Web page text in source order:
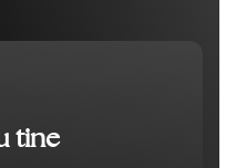
tine